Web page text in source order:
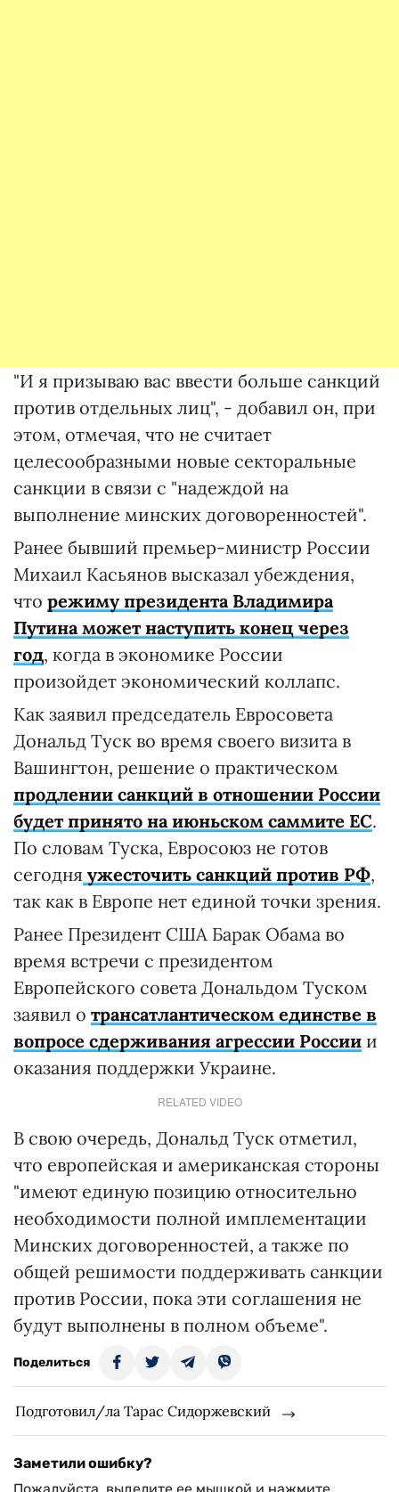
"И я призываю вас ввести больше санкций
против отдельных лиц", - добавил он, при
этом, отмечая, что не считает
целесообразными новые секторальные
санкции в связи с "надеждой на
выполнение минских договоренностей".
Ранее бывший премьер-министр России
Михаил Касьянов высказал убеждения,
что режиму президента Владимира
Путина может наступить конец через
год, когда в экономике России
произойдет экономический коллапс.
Как заявил председатель Евросовета
Дональд Туск во время своего визита в
Вашингтон, решение о практическом
продлении санкций в отношении России
будет принято на июньском саммите ЕС.
По словам Туска, Евросоюз не готов
сегодня ужесточить санкций против РФ,
так как в Европе нет единой точки зрения.
Ранее Президент США Барак Обама во
время встречи с президентом
Европейского совета Дональдом Туском
заявил о трансатлантическом единстве в
вопросе сдерживания агрессии России и
оказания поддержки Украине.
RELATED VIDEO
В свою очередь, Дональд Туск отметил,
что европейская и американская стороны
"имеют единую позицию относительно
необходимости полной имплементации
Минских договоренностей, а также по
общей решимости поддерживать санкции
против России, пока эти соглашения не
будут выполнены в полном объеме".
Поделиться
Подготовил/ла Тарас Сидоржевский
Заметили ошибку?